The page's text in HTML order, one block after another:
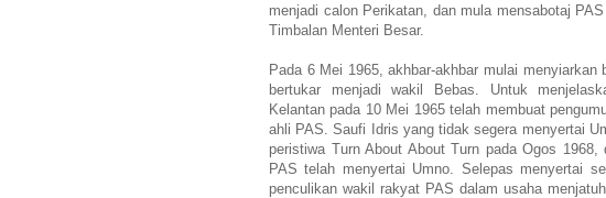
menjadi calon Perikatan, dan mula mensabotaj
Timbalan Menteri Besar.
Pada 6 Mei 1965, akhbar-akhbar mulai
bertukar menjadi wakil Bebas. Untuk
Kelantan pada 10 Mei 1965 telah membuat
ahli PAS. Saufi Idris yang tidak segera menyertai
peristiwa Turn About About Turn pada Ogos
PAS telah menyertai Umno. Selepas menyertai
penculikan wakil rakyat PAS dalam usaha